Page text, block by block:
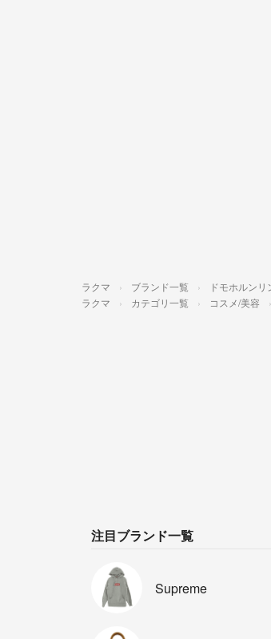
ラクマ ブランド一覧 ドモホルンリ
ラクマ カテゴリ一覧 コスメ/美容
注目ブランド一覧
Supreme